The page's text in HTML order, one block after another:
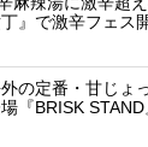
丁』で激辛フェス
の定番・甘じょ
『BRISK STAND